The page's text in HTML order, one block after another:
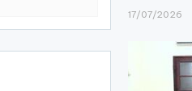
17/07/2026